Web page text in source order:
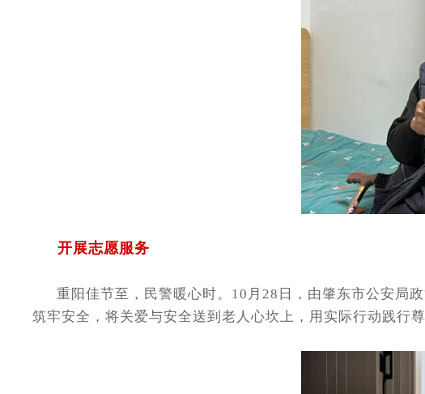
开展志愿服务
重阳佳节至，民警暖心时。10月28日，由肇东市公安局政
筑牢安全，将关爱与安全送到老人心坎上，用实际行动践行